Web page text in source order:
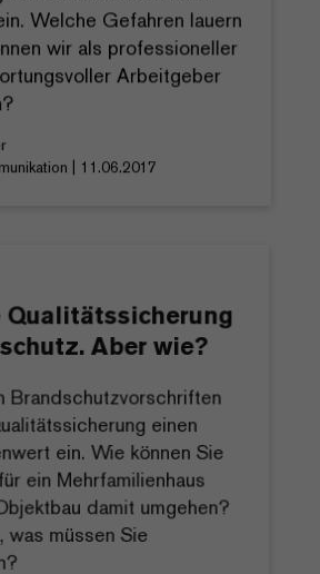
Welche Gefahren lauern
wir als professioneller
Arbeitgeber
| 11.06.2017
Aber wie?
Brandschutzvorschriften
einen
ein. Wie können Sie
ein Mehrfamilienhaus
damit umgehen?
was müssen Sie